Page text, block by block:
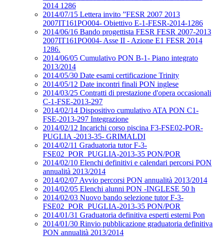
2014 1286
2014/07/15 Lettera invito ”FESR 2007 2013
2007IT161PO004- Obiettivo E-1-FESR-2014-1286
2014/06/16 Bando progettista FESR FESR 2007-2013
2007IT161PO004- Asse II - Azione E1 FESR 2014
1286.
2014/06/05 Cumulativo PON B-1- Piano integrato
2013/2014
2014/05/30 Date esami certificazione Trinity
2014/05/12 Date incontri finali PON inglese
2014/03/25 Contratti di prestazione d'opera occasionali
C-1-FSE-2013-297
2014/02/14 Dispositivo cumulativo ATA PON C1-
FSE-2013-297 Integrazione
2014/02/12 Incarichi corso piscina F3-FSE02-POR-
PUGLIA -2013-35- GRIMALDI
2014/02/11 Graduatoria tutor F-3-
FSE02_POR_PUGLIA-2013-35 PON/POR
2014/02/10 Elenchi definitivi e calendari percorsi PON
annualità 2013/2014
2014/02/07 Avvio percorsi PON annualità 2013/2014
2014/02/05 Elenchi alunni PON -INGLESE 50 h
2014/02/03 Nuovo bando selezione tutor F-3-
FSE02_POR_PUGLIA-2013-35 PON/POR
2014/01/31 Graduatoria definitiva esperti esterni Pon
2014/01/30 Rinvio pubblicazione graduatoria definitiva
PON annualità 2013/2014